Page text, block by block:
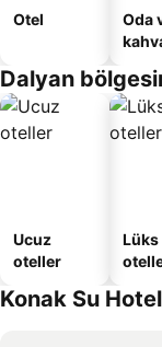
Otel
Oda
Dalyan
Ucuz
oteller
Lüks
Konak Su